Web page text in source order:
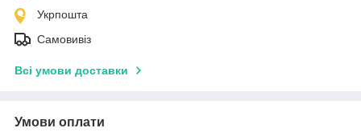
Укрпошта
Самовивіз
Всі умови доставки
Умови оплати